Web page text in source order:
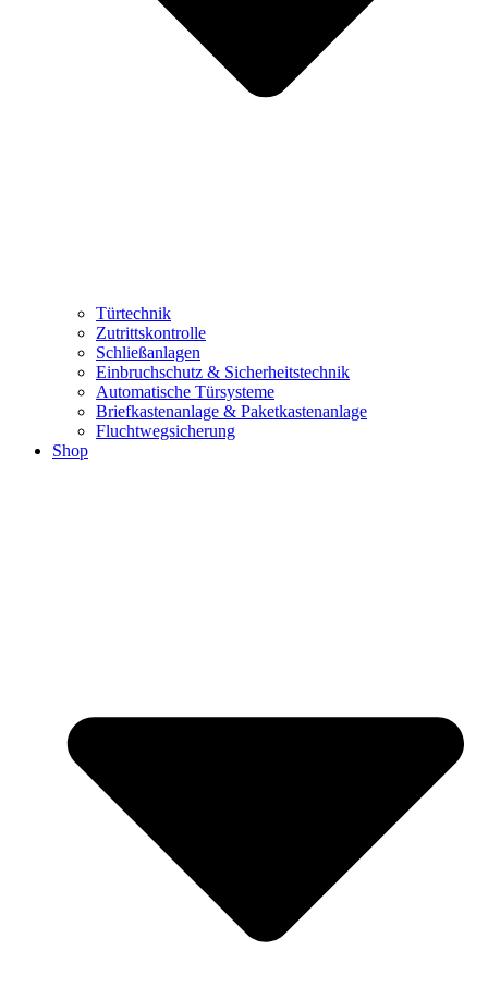
Türtechnik
Zutrittskontrolle
Schließanlagen
Einbruchschutz & Sicherheitstechnik
Automatische Türsysteme
Briefkastenanlage & Paketkastenanlage
Fluchtwegsicherung
Shop